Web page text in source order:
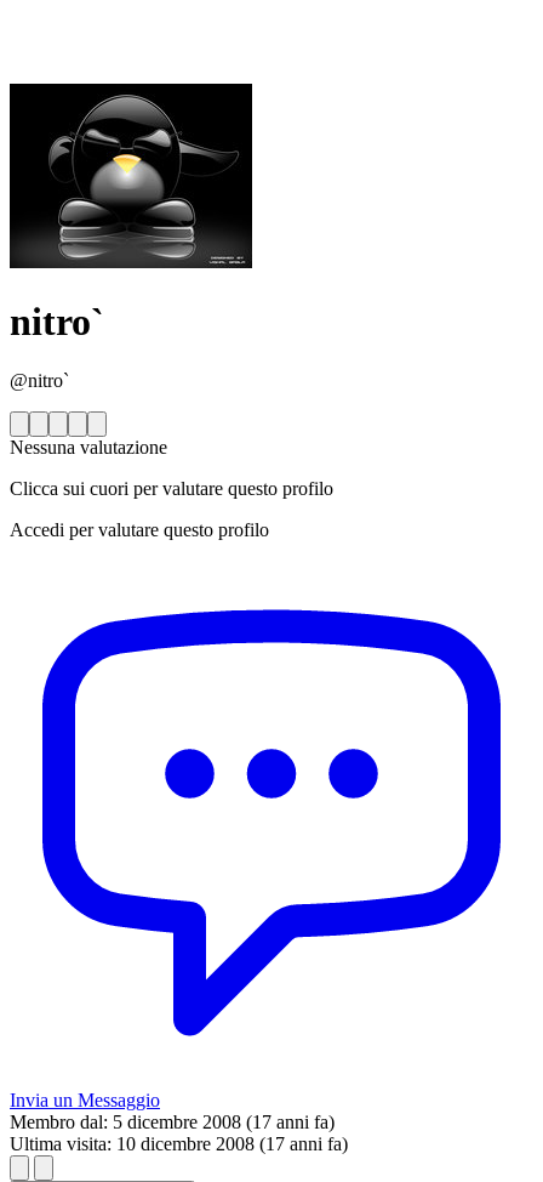
nitro`
@nitro`
Nessuna valutazione
Clicca sui cuori per valutare questo profilo
Accedi per valutare questo profilo
Invia un Messaggio
Membro dal: 5 dicembre 2008 (17 anni fa)
Ultima visita: 10 dicembre 2008 (17 anni fa)